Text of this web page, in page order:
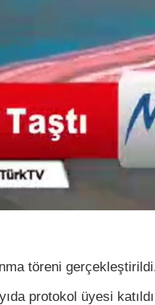
töreni
protokol üyesi